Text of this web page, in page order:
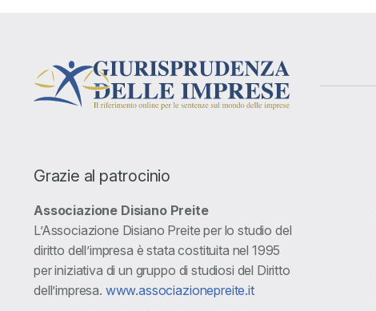
Grazie al patrocinio
Associazione Disiano Preite
L’Associazione Disiano Preite per lo studio del
diritto dell’impresa è stata costituita nel 1995
per iniziativa di un gruppo di studiosi del Diritto
dell’impresa. www.associazionepreite.it